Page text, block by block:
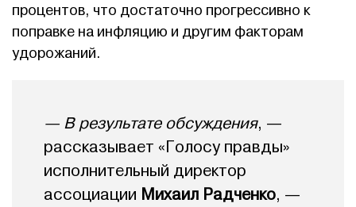
процентов, что достаточно прогрессивно к
поправке на инфляцию и другим факторам
удорожаний.
— В результате обсуждения, —
рассказывает «Голосу правды»
исполнительный директор
ассоциации Михаил Радченко, —